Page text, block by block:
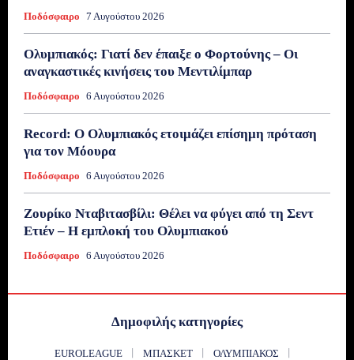
Ποδόσφαιρο 7 Αυγούστου 2026
Ολυμπιακός: Γιατί δεν έπαιξε ο Φορτούνης – Οι
αναγκαστικές κινήσεις του Μεντιλίμπαρ
Ποδόσφαιρο 6 Αυγούστου 2026
Record: Ο Ολυμπιακός ετοιμάζει επίσημη πρόταση
για τον Μόουρα
Ποδόσφαιρο 6 Αυγούστου 2026
Ζουρίκο Νταβιτασβίλι: Θέλει να φύγει από τη Σεντ
Ετιέν – Η εμπλοκή του Ολυμπιακού
Ποδόσφαιρο 6 Αυγούστου 2026
Δημοφιλής κατηγορίες
EUROLEAGUE ΜΠΆΣΚΕΤ
ΟΛΥΜΠΙΑΚΌΣ